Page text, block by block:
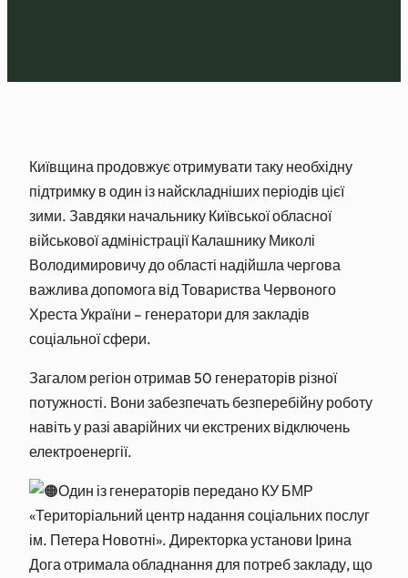
Київщина продовжує отримувати таку необхідну
підтримку в один із найскладніших періодів цієї
зими. Завдяки начальнику Київської обласної
військової адміністрації Калашнику Миколі
Володимировичу до області надійшла чергова
важлива допомога від Товариства Червоного
Хреста України – генератори для закладів
соціальної сфери.
Загалом регіон отримав 50 генераторів різної
потужності. Вони забезпечать безперебійну роботу
навіть у разі аварійних чи екстрених відключень
електроенергії.
Один із генераторів передано КУ БМР
«Територіальний центр надання соціальних послуг
ім. Петера Новотні». Директорка установи Ірина
Дога отримала обладнання для потреб закладу, що